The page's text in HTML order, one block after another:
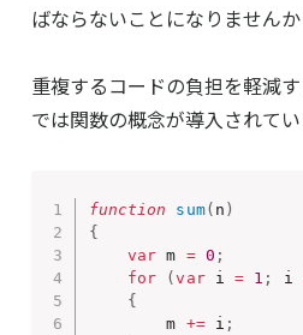
ばならないことになりませんか
重複するコードの負担を軽減
では関数の概念が導入されてい
function sum( n )
{
var m = 0 ;
for
(var i = 1 ; i
{
        m
+= i ;